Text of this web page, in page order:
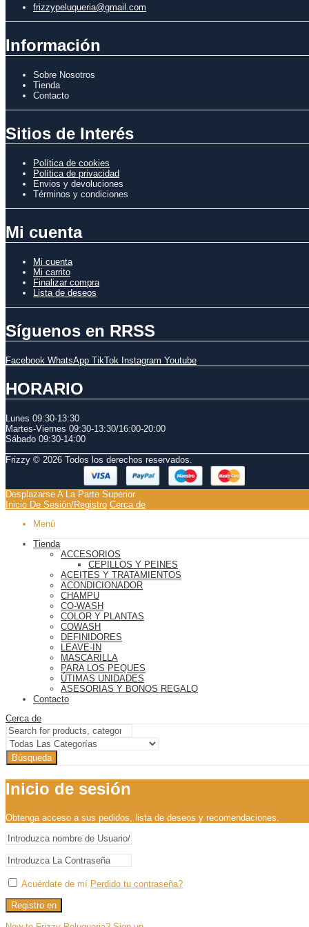
frizzypeluqueria@gmail.com
Información
Sobre Nosotros
Tienda
Contacto
Sitios de Interés
Política de cookies
Política de privacidad
Envios y devoluciones
Términos y condiciones
Mi cuenta
Mi cuenta
Mi carrito
Finalizar compra
Lista de deseos
Síguenos en RRSS
Facebook WhatsApp TikTok Instagram Youtube
HORARIO
Lunes 09:30-13:30
Martes-Viernes 09:30-13:30/16:00-20:00
Sábado 09:30-14:00
Frizzy © 2026 Todos los derechos reservados.
Desplazarse A La Parte Superior
Inicio De Sesión/Registro Cerca de
Menú
Tienda
ACCESORIOS
CEPILLOS Y PEINES
ACEITES Y TRATAMIENTOS
ACONDICIONADOR
CHAMPU
CO-WASH
COLOR Y PLANTAS
COWASH
DEFINIDORES
LEAVE-IN
MASCARILLA
PARA LOS PEQUES
ÚTIMAS UNIDADES
ASESORIAS Y BONOS REGALO
Contacto
Cerca de
Búsqueda
Inicio de sesión
Obtenga acceso a sus pedidos, lista de deseos y recomendaciones.
Acuérdate de mí Perdido tu contraseña?
Registro en